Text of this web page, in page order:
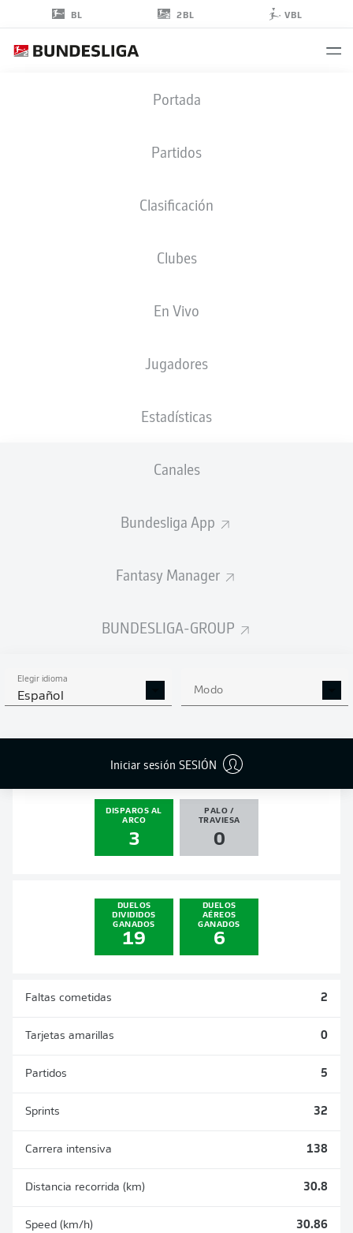
BL 2BL VBL
Portada
Partidos
Clasificación
Clubes
En Vivo
Jugadores
Estadísticas
Canales
Bundesliga App
Fantasy Manager
BUNDESLIGA-GROUP
Elegir idioma
Español Modo
Iniciar sesión SESIÓN
17.05.2003
TAMAÑO
ESTADÍSTICAS
DISPAROS AL
ARCO
3
PALO /
TRAVIESA
0
DUELOS
DIVIDIDOS
GANADOS
19
DUELOS
AÉREOS
GANADOS
6
Faltas cometidas 2
Tarjetas amarillas 0
Partidos 5
Sprints 32
Carrera intensiva 138
Distancia recorrida (km) 30.8
Speed (km/h) 30.86